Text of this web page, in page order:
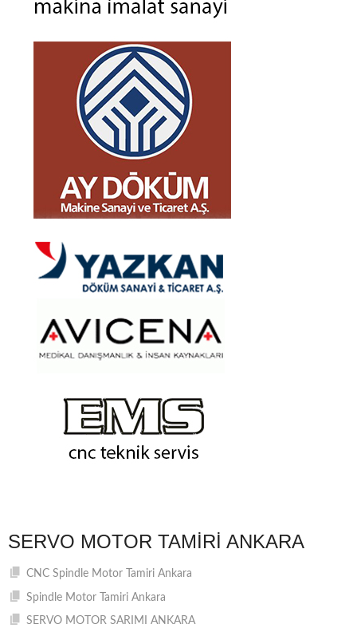
SERVO MOTOR TAMIRI ANKARA
CNC Spindle Motor Tamiri Ankara
Spindle Motor Tamiri Ankara
SERVO MOTOR SARIMI ANKARA